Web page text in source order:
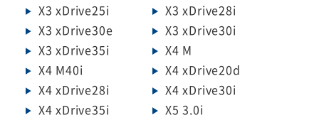
X3 xDrive25i
X3 xDrive28i
X3 xDrive30e
X3 xDrive30i
X3 xDrive35i
X4 M
X4 M40i
X4 xDrive20d
X4 xDrive28i
X4 xDrive30i
X4 xDrive35i
X5 3.0i